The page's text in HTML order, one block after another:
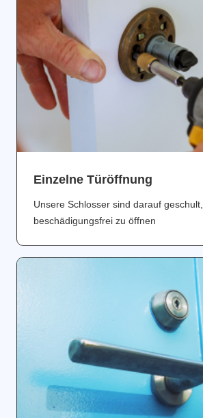
Einzelne Türöffnung
Unsere Schlosser sind darauf
beschädigungsfrei zu öffnen